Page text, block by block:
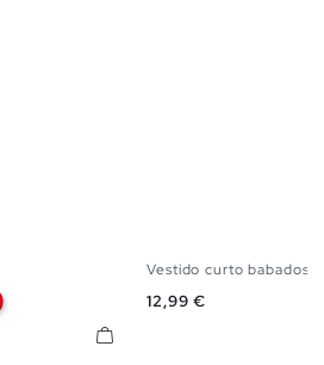
Vestido curto babados
Preço
12,99 €